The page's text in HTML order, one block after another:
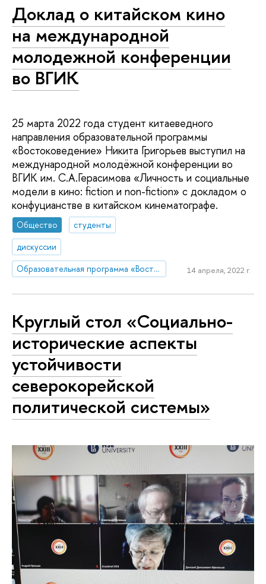
Доклад о китайском кино
на международной
молодежной конференции
во ВГИК
25 марта 2022 года студент китаеведного
направления образовательной программы
«Востоковедение» Никита Григорьев выступил на
международной молодёжной конференции во
ВГИК им. С.А.Герасимова «Личность и социальные
модели в кино: fiction и non-fiction» с докладом о
конфуцианстве в китайском кинематографе.
Общество
студенты
дискуссии
Образовательная программа «Востоковедение»
14 апреля, 2022 г.
Круглый стол «Социально-
исторические аспекты
устойчивости
северокорейской
политической системы»